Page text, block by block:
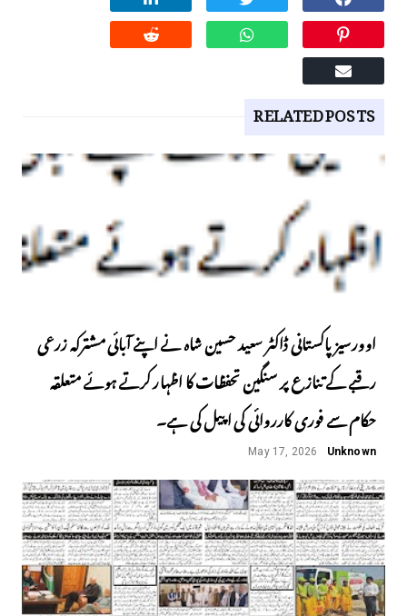
RELATED POSTS
اوورسیز پاکستانی ڈاکٹر سعید حسین شاہ نے اپنے آبائی مشترکہ زرعی
رقبے کے تنازع پر سنگین تحفظات کا اظہار کرتے ہوئے متعلقہ
حکام سے فوری کارروائی کی اپیل کی ہے۔
Unknown
May 17, 2026